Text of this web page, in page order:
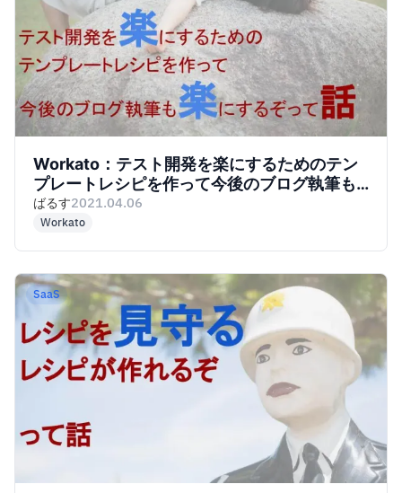
Workato：テスト開発を楽にするためのテン
プレートレシピを作って今後のブログ執筆も
楽にするぞって話
ばるす2021.04.06
Workato
SaaS